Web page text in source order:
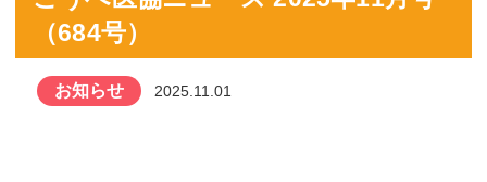
（684号）
お知らせ 2025.11.01